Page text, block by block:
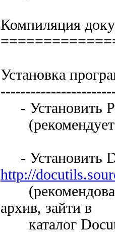
Компиляция
Установка
- Установить
- Установить
http://
архив, зайти в
каталог